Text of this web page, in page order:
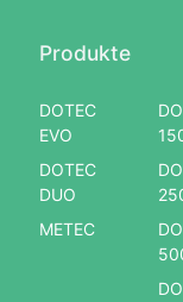
Produkte
DOTEC
EVO
DOTEC
DUO
METEC